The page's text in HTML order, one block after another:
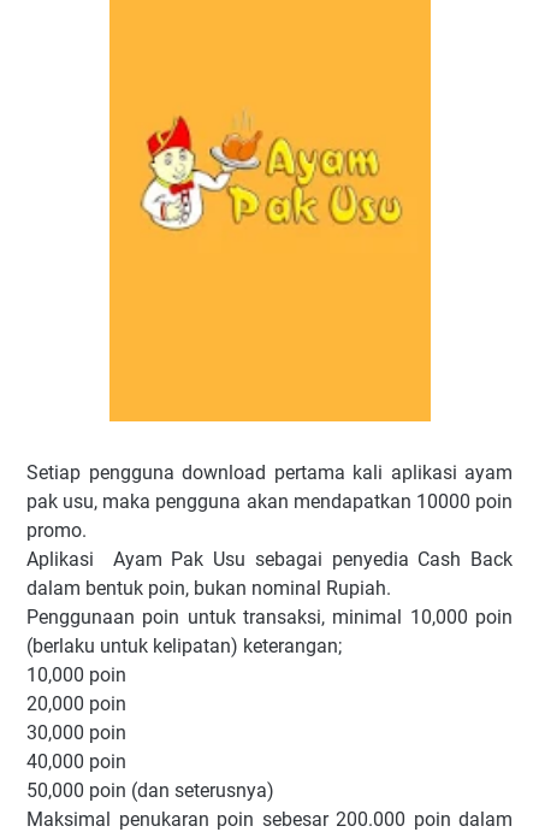
Setiap pengguna download pertama kali aplikasi ayam
pak usu, maka pengguna akan mendapatkan 10000 poin
promo.
Aplikasi Ayam Pak Usu sebagai penyedia Cash Back
dalam bentuk poin, bukan nominal Rupiah.
Penggunaan poin untuk transaksi, minimal 10,000 poin
(berlaku untuk kelipatan) keterangan;
10,000 poin
20,000 poin
30,000 poin
40,000 poin
50,000 poin (dan seterusnya)
Maksimal penukaran poin sebesar 200.000 poin dalam